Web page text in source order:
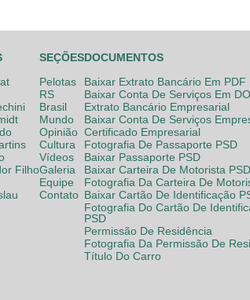
Filho
SEÇÕES
Pelotas
RS
Brasil
Mundo
Opinião
Cultura
Vídeos
Galeria
Equipe
Contato
DOCUMENTOS
Baixar Extrato Bancário Em PDF
Baixar Conta De Serviços Em
Extrato Bancário Empresarial
Baixar Conta De Serviços
Certificado Empresarial
Fotografia De Passaporte PSD
Baixar Passaporte PSD
Baixar Carteira De Motorista PSD
Fotografia Da Carteira De
Baixar Cartão De Identificação
Fotografia Do Cartão De
PSD
Permissão De Residência
Fotografia Da Permissão De
Título Do Carro